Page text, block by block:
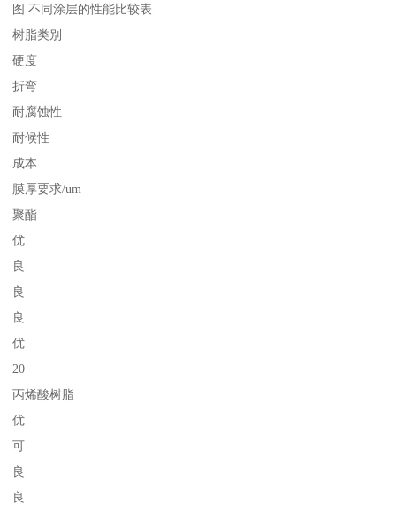
图 不同涂层的性能比较表
树脂类别
硬度
折弯
耐腐蚀性
耐候性
成本
膜厚要求/um
聚酯
优
良
良
良
优
20
丙烯酸树脂
优
可
良
良